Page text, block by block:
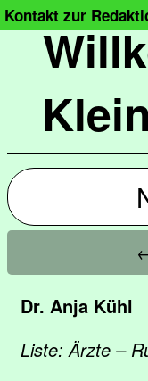
Kontakt zur
Dr. Anja Kühl
Liste: Ärzte –